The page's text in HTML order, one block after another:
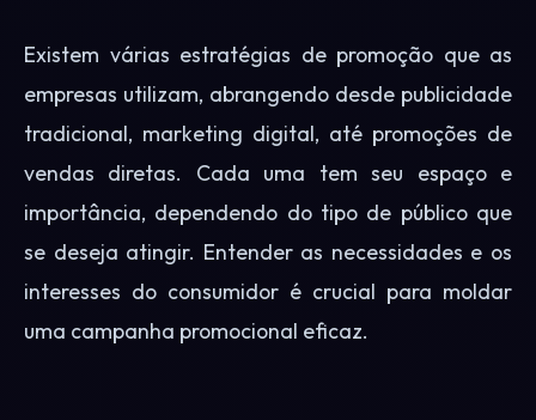
Existem várias estratégias de promoção que as
empresas utilizam, abrangendo desde publicidade
tradicional, marketing digital, até promoções de
vendas diretas. Cada uma tem seu espaço e
importância, dependendo do tipo de público que
se deseja atingir. Entender as necessidades e os
interesses do consumidor é crucial para moldar
uma campanha promocional eficaz.